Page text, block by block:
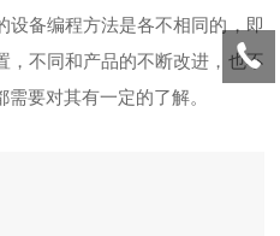
设备编程方法是各不相同的，即
，不同和产品的不断改进，也不
要对其有一定的了解。